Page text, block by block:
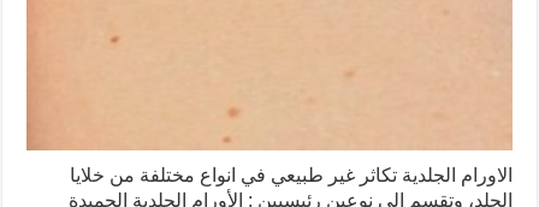
الاورام الجلدية تكاثر غير طبيعي في انواع مختلفة من خلايا
الجلد، وتقسم الى نوعين رئيسيين : الأورام الجلدية الحميدة